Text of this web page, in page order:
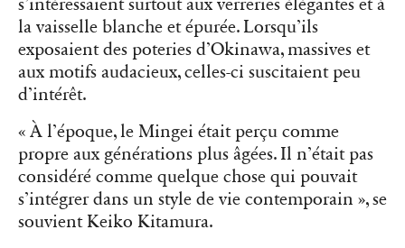
s’intéressaient surtout aux verreries élégantes et à
la vaisselle blanche et épurée. Lorsqu’ils
exposaient des poteries d’Okinawa, massives et
aux motifs audacieux, celles-ci suscitaient peu
d’intérêt.
« À l’époque, le Mingei était perçu comme
propre aux générations plus âgées. Il n’était pas
considéré comme quelque chose qui pouvait
s’intégrer dans un style de vie contemporain », se
souvient Keiko Kitamura.